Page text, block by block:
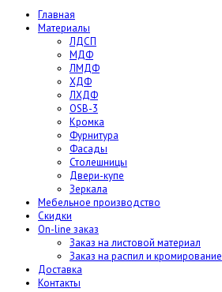
Главная
Материалы
ЛДСП
МДФ
ЛМДФ
ХДФ
ЛХДФ
OSB-3
Кромка
Фурнитура
Фасады
Столешницы
Двери-купе
Зеркала
Мебельное производство
Скидки
On-line заказ
Заказ на листовой материал
Заказ на распил и кромирование
Доставка
Контакты